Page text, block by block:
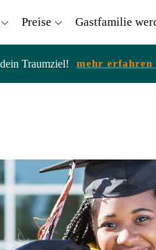
Preise Gastfamilie
Traumziel! mehr erfahren